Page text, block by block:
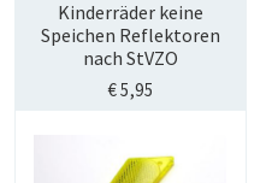
Kinderräder keine
Speichen Reflektoren
nach StVZO
€5,95